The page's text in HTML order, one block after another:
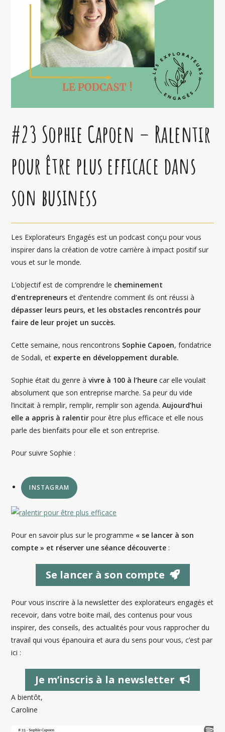
#23 Sophie Capoen – Ralentir
pour être plus efficace dans
son business
Les Explorateurs Engagés est un podcast conçu pour vous
inspirer dans la création de votre carrière à impact positif sur
vous et sur le monde.
L’objectif est de comprendre le cheminement
d’entrepreneurs et d’entendre comment ils ont réussi à
dépasser leurs peurs, et les obstacles rencontrés pour
faire de leur projet un succès.
Cette semaine, nous rencontrons Sophie Capoen, fondatrice
de Sodali, et experte en développement durable.
Sophie était du genre àvivre à 100 à l’heure car elle voulait
absolument que son entreprise marche. Sa peur du vide
l’incitait à remplir, remplir, remplir son agenda.Aujourd’hui
elle a appris à ralentir pour être plus efficace et elle nous
parle des bienfaits pour elle et son entreprise.
Pour suivre Sophie :
INSTAGRAM
Pour en savoir plus sur le programme « se lancer à son
compte » et réserver une séance découverte :
Se lancer à son compte
Pour vous inscrire à la newsletter des explorateurs engagés et
recevoir, dans votre boite mail, des contenus pour vous
inspirer, des conseils, des actualités pour vous rapprocher du
travail qui vous épanouira et aura du sens pour vous, c’est par
ici :
Je m’inscris à la newsletter
A bientôt,
Caroline